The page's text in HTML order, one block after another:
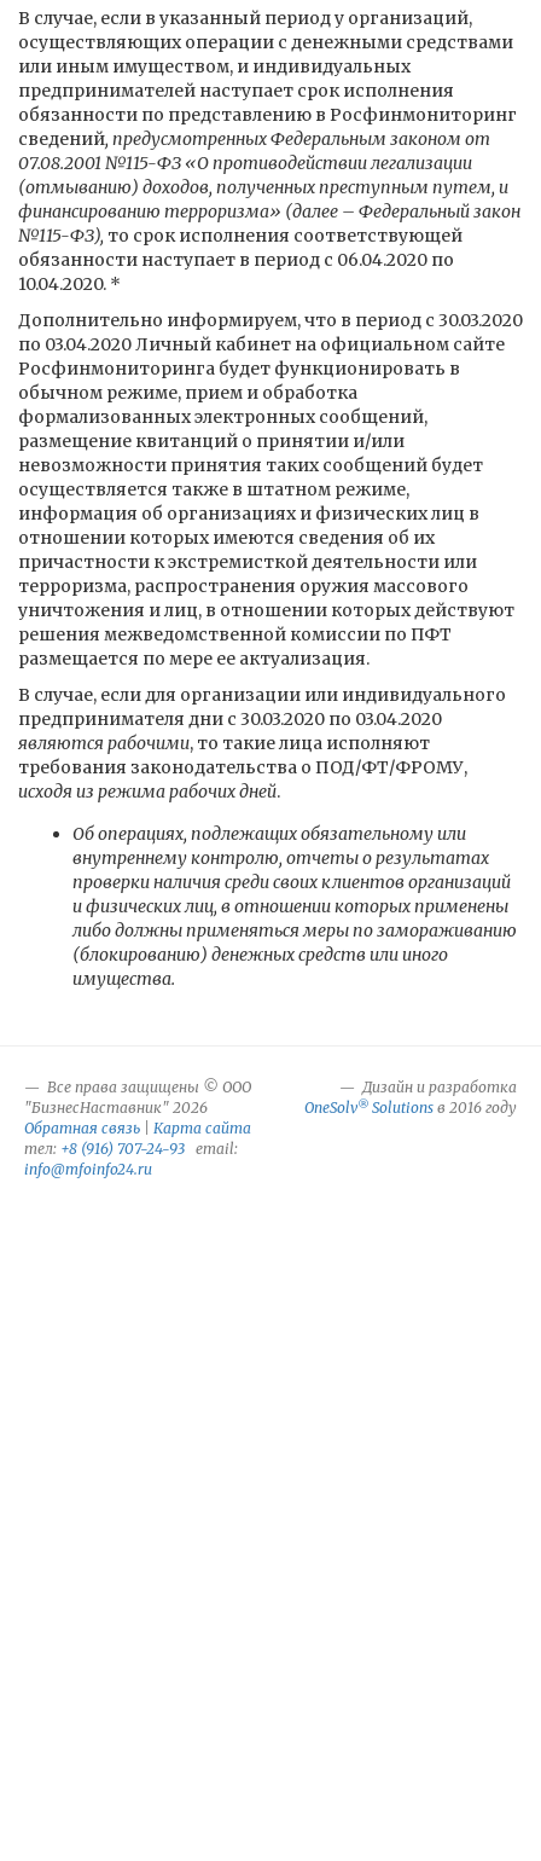
В случае, если в указанный период у организаций,
осуществляющих операции с денежными средствами
или иным имуществом, и индивидуальных
предпринимателей наступает срок исполнения
обязанности по представлению в Росфинмониторинг
сведений, предусмотренных Федеральным законом от
07.08.2001 №115-ФЗ «О противодействии легализации
(отмыванию) доходов, полученных преступным путем, и
финансированию терроризма» (далее – Федеральный закон
№115-ФЗ), то срок исполнения соответствующей
обязанности наступает в период с 06.04.2020 по
10.04.2020. *
Дополнительно информируем, что в период с 30.03.2020
по 03.04.2020 Личный кабинет на официальном сайте
Росфинмониторинга будет функционировать в
обычном режиме, прием и обработка
формализованных электронных сообщений,
размещение квитанций о принятии и/или
невозможности принятия таких сообщений будет
осуществляется также в штатном режиме,
информация об организациях и физических лиц в
отношении которых имеются сведения об их
причастности к экстремисткой деятельности или
терроризма, распространения оружия массового
уничтожения и лиц, в отношении которых действуют
решения межведомственной комиссии по ПФТ
размещается по мере ее актуализация.
В случае, если для организации или индивидуального
предпринимателя дни с 30.03.2020 по 03.04.2020
являются рабочими, то такие лица исполняют
требования законодательства о ПОД/ФТ/ФРОМУ,
исходя из режима рабочих дней.
Об операциях, подлежащих обязательному или
внутреннему контролю, отчеты о результатах
проверки наличия среди своих клиентов организаций
и физических лиц, в отношении которых применены
либо должны применяться меры по замораживанию
(блокированию) денежных средств или иного
имущества.
Все права защищены © ООО
"БизнесНаставник" 2026
Обратная связь
Карта сайта
тел: +8 (916) 707-24-93 email:
info@mfoinfo24.ru
Дизайн и разработка
OneSolv® Solutions в 2016 году